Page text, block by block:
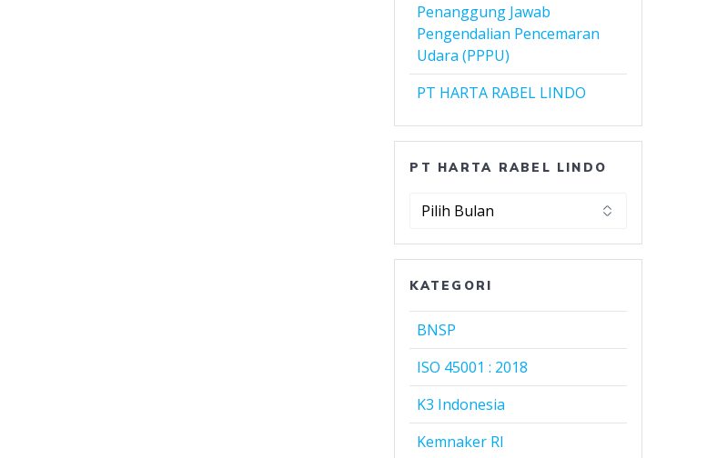
Penanggung Jawab
Pengendalian Pencemaran
Udara (PPPU)
PT HARTA RABEL LINDO
PT HARTA RABEL LINDO
PT
Rabel
KATEGORI
BNSP
ISO 45001 : 2018
K3 Indonesia
Kemnaker RI